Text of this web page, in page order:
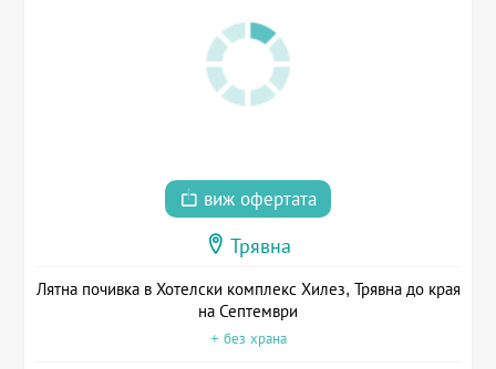
виж офертата
Трявна
Лятна почивка в Хотелски комплекс Хилез, Трявна до края
на Септември
+ без храна